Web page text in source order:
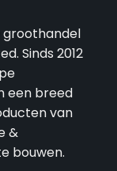
groothandel
Sinds 2012
een breed
van
&
bouwen.